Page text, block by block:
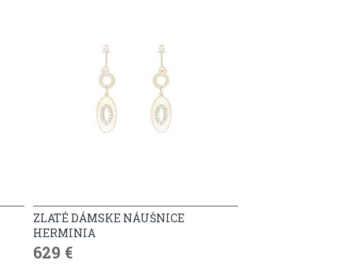
ZLATÉ DÁMSKE NÁUŠNICE
HERMINIA
629 €